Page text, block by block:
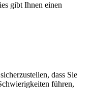
gibt Ihnen einen
dass Sie
führen,